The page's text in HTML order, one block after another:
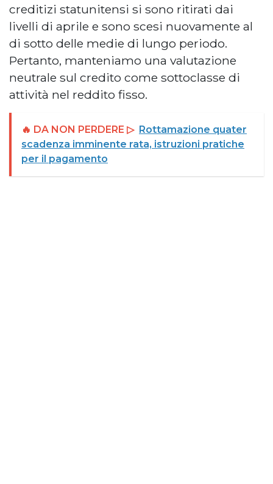
creditizi statunitensi si sono ritirati dai
livelli di aprile e sono scesi nuovamente al
di sotto delle medie di lungo periodo.
Pertanto, manteniamo una valutazione
neutrale sul credito come sottoclasse di
attività nel reddito fisso.
🔥 DA NON PERDERE ▷ Rottamazione quater
scadenza imminente rata, istruzioni pratiche
per il pagamento